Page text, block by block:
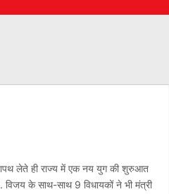
लेते ही राज्य में एक नय युग की शुरुआत
के साथ-साथ 9 विधायकों ने भी मंत्री